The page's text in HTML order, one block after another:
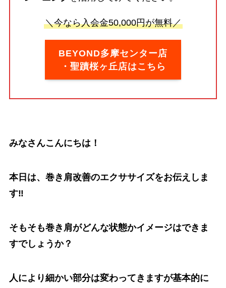
＼今なら入会金50,000円が無料／
BEYOND多摩センター店
・聖蹟桜ヶ丘店はこちら
みなさんこんにちは！
本日は、巻き肩改善のエクササイズをお伝えしま
す‼️
そもそも巻き肩がどんな状態かイメージはできま
すでしょうか？
人により細かい部分は変わってきますが基本的に